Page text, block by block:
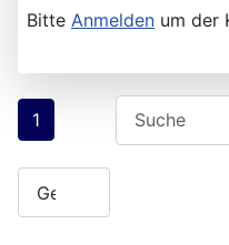
Bitte Anmelden um der
1